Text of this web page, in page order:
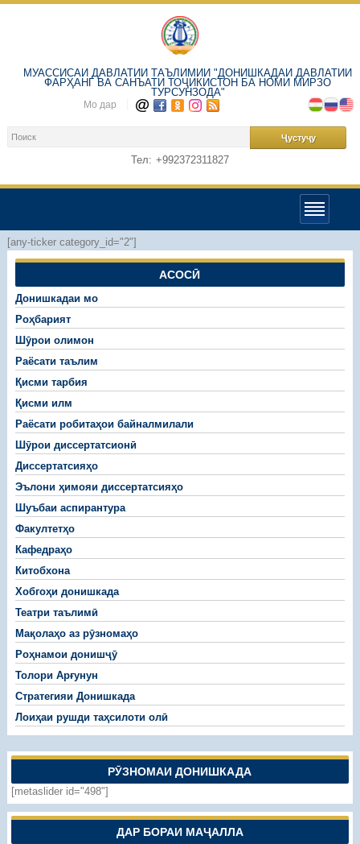
МУАССИСАИ ДАВЛАТИИ ТАЪЛИМИИ "ДОНИШКАДАИ ДАВЛАТИИ
ФАРҲАНГ ВА САНЪАТИ ТОҶИКИСТОН БА НОМИ МИРЗО
ТУРСУНЗОДА"
Мо дар
Тел: +992372311827
[any-ticker category_id="2"]
АСОСӢ
Донишкадаи мо
Роҳбарият
Шӯрои олимон
Раёсати таълим
Қисми тарбия
Қисми илм
Раёсати робитаҳои байналмилали
Шӯрои диссертатсионӣ
Диссертатсияҳо
Эълони ҳимояи диссертатсияҳо
Шуъбаи аспирантура
Факултетҳо
Кафедраҳо
Китобхона
Хобгоҳи донишкада
Театри таълимӣ
Мақолаҳо аз рӯзномаҳо
Роҳнамои донишҷӯ
Толори Арғунун
Стратегияи Донишкада
Лоиҳаи рушди таҳсилоти олӣ
РӮЗНОМАИ ДОНИШКАДА
[metaslider id="498"]
ДАР БОРАИ МАҶАЛЛА